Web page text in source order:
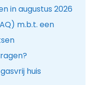
in augustus 2026
m.b.t. een
huis